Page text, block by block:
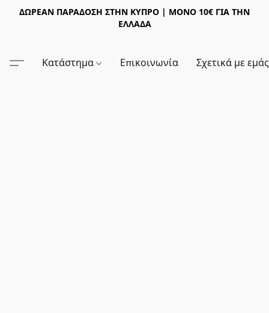
ΔΩΡΕΑΝ ΠΑΡΑΔΟΣΗ ΣΤΗΝ ΚΥΠΡΟ | ΜΟΝΟ 10€ ΓΙΑ ΤΗΝ
ΕΛΛΑΔΑ
Κατάστημα Επικοινωνία Σχετικά με εμάς